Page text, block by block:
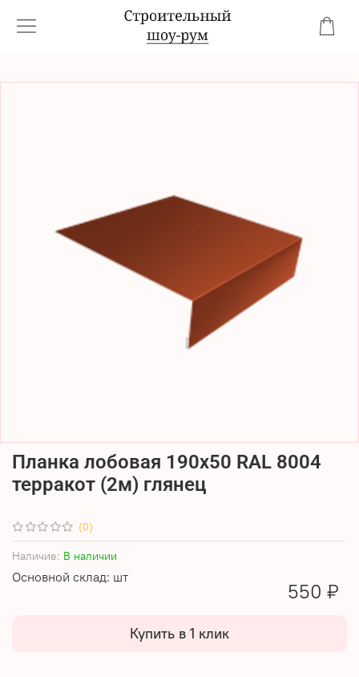
(0)
Наличие: В наличии
Основной склад: шт
Планка лобовая 190х50 RAL 8004
терракот (2м) глянец
550 ₽
Купить в 1 клик